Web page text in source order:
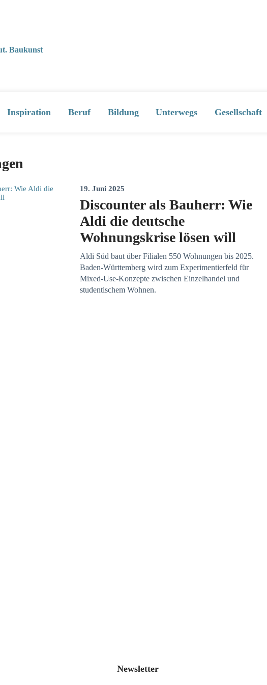
Baukunst
Inspiration Beruf Bildung Unterwegs Gesellschaft
19. Juni 2025
Discounter als Bauherr: Wie
Aldi die deutsche
Wohnungskrise lösen will
Aldi Süd baut über Filialen 550 Wohnungen bis 2025.
Baden-Württemberg wird zum Experimentierfeld für
Mixed-Use-Konzepte zwischen Einzelhandel und
studentischem Wohnen.
Newsletter